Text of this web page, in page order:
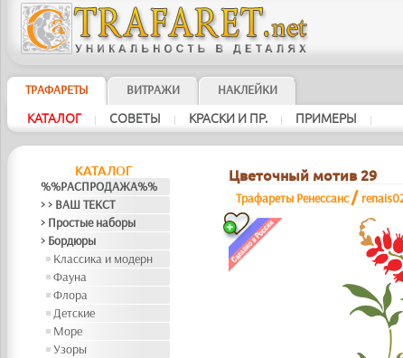
ТРАФАРЕТЫ ВИТРАЖИ НАКЛЕЙКИ
КАТАЛОГ | СОВЕТЫ | КРАСКИ И ПР. | ПРИМЕРЫ |
КАТАЛОГ
%%РАСПРОДАЖА%%
> > ВАШ ТЕКСТ
> Простые наборы
> Бордюры
Классика и модерн
Фауна
Флора
Детские
Море
Узоры
Цветочный мотив 29
Трафареты Ренессанс /